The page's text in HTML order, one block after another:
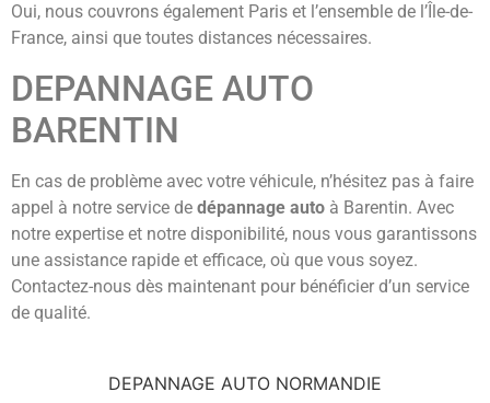
Oui, nous couvrons également Paris et l’ensemble de l’Île-de-
France, ainsi que toutes distances nécessaires.
DEPANNAGE AUTO
BARENTIN
En cas de problème avec votre véhicule, n’hésitez pas à faire
appel à notre service de dépannage auto à Barentin. Avec
notre expertise et notre disponibilité, nous vous garantissons
une assistance rapide et efficace, où que vous soyez.
Contactez-nous dès maintenant pour bénéficier d’un service
de qualité.
DEPANNAGE AUTO NORMANDIE